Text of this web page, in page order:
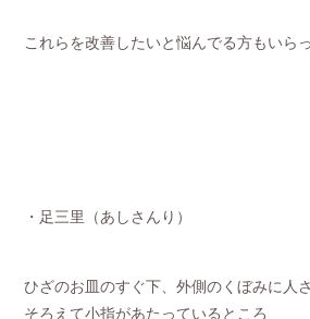
これらを改善したいと悩んでる方もいら
・足三里（あしさんり）
ひざのお皿のすぐ下、外側のくぼみに人
そろえて小指があたっているところ